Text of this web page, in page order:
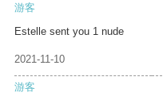
游客
Estelle sent you 1 nude
2021-11-10
游客